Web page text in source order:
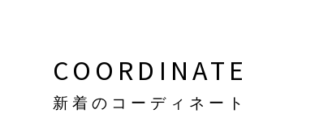
COORDINATE
新着のコーディネート